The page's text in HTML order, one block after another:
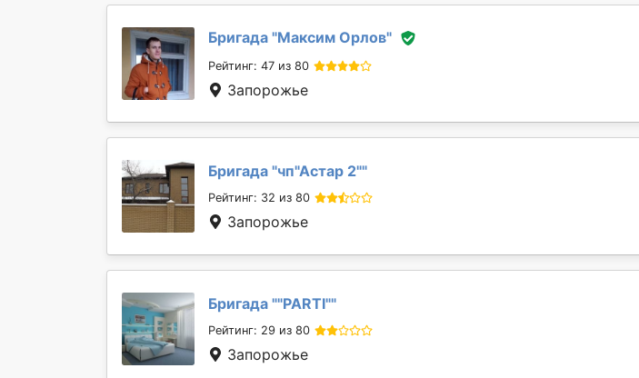
Бригада "Максим Орлов"
Рейтинг: 47 из 80
Запорожье
Бригада "чп"Астар 2""
Рейтинг: 32 из 80
Запорожье
Бригада ""PARTI""
Рейтинг: 29 из 80
Запорожье